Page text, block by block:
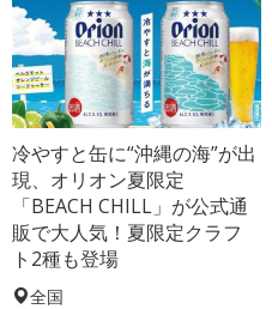
冷やすと缶に“沖縄の海”が出
現、オリオン夏限定
「BEACH CHILL」が公式通
販で大人気！夏限定クラフ
ト2種も登場
全国